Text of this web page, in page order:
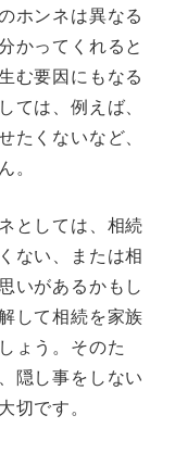
ホンネは異なる
かってくれると
む要因にもなる
ては、例えば、
たくないなど、
。
としては、相続
ない、または相
いがあるかもし
して相続を家族
ょう。そのた
隠し事をしない
切です。